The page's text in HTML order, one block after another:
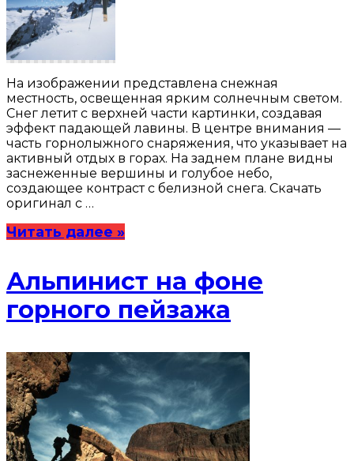
На изображении представлена снежная
местность, освещенная ярким солнечным светом.
Снег летит с верхней части картинки, создавая
эффект падающей лавины. В центре внимания —
часть горнолыжного снаряжения, что указывает на
активный отдых в горах. На заднем плане видны
заснеженные вершины и голубое небо,
создающее контраст с белизной снега. Скачать
оригинал с …
Читать далее »
Альпинист на фоне
горного пейзажа